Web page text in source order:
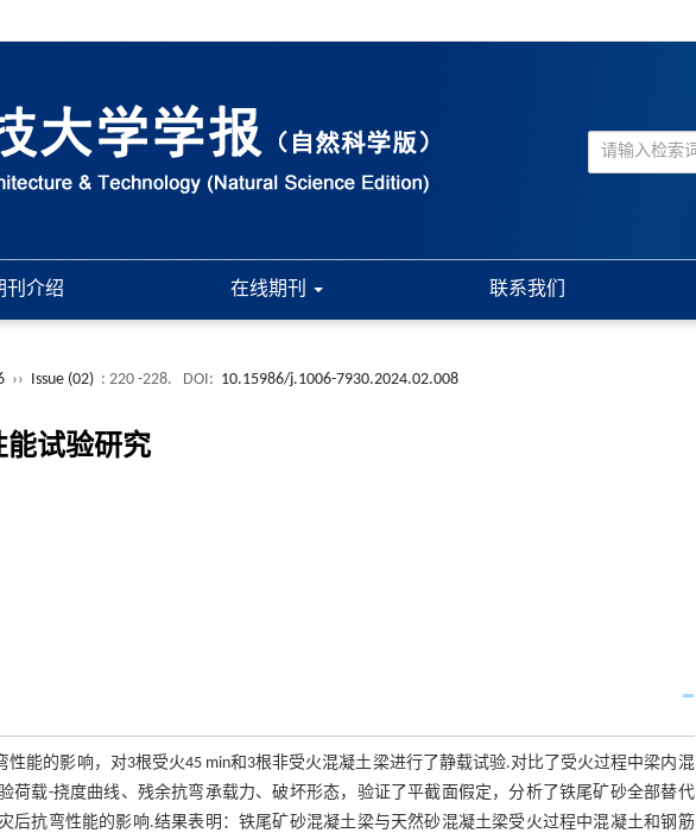
刊介绍 在线期刊 联系我们
›› Issue (02) : 220 -228. DOI: 10.15986/j.1006-7930.2024.02.008
能试验研究
能的影响，对3根受火45 min和3根非受火混凝土梁进行了静载试验.对比了受火过程中梁内混
荷载-挠度曲线、残余抗弯承载力、破坏形态，验证了平截面假定，分析了铁尾矿砂全部替代
后抗弯性能的影响.结果表明：铁尾矿砂混凝土梁与天然砂混凝土梁受火过程中混凝土和钢筋